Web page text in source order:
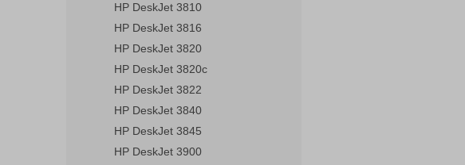
HP DeskJet 3810
HP DeskJet 3816
HP DeskJet 3820
HP DeskJet 3820c
HP DeskJet 3822
HP DeskJet 3840
HP DeskJet 3845
HP DeskJet 3900